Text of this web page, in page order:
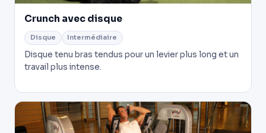
Crunch avec disque
Disque Intermédiaire
Disque tenu bras tendus pour un levier plus long et un
travail plus intense.